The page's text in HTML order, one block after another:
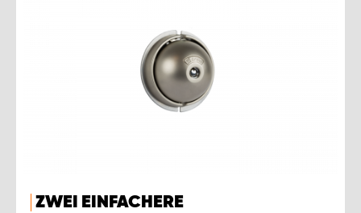
ZWEI EINFACHERE